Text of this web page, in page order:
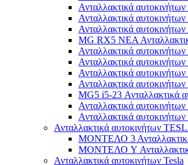
Ανταλλακτικά
Ανταλλακτικά
Ανταλλακτικά
MG RX5 ΝΕΑ
Ανταλλακτικά
Ανταλλακτικά
Ανταλλακτικά
Ανταλλακτικά
MG5 i5-23 Ανταλλακτικά
Ανταλλακτικά
Ανταλλακτικά
Ανταλλακτικά αυτοκινήτων
ΜΟΝΤΕΛΟ 3
ΜΟΝΤΕΛΟ Y
Ανταλλακτικά αυτοκινήτων Tesla